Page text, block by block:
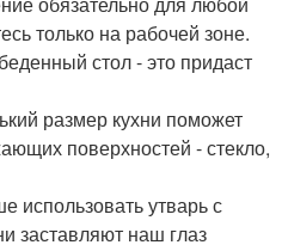
только на рабочей зоне.
стол - это придаст
размер кухни поможет
поверхностей - стекло,
использовать утварь с
заставляют наш глаз